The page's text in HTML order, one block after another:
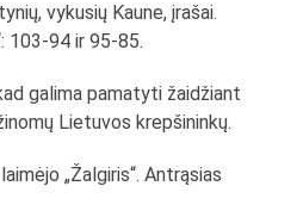
vykusių Kaune, įrašai.
103-94 ir 95-85.
galima pamatyti žaidžiant
Lietuvos krepšininkų.
„Žalgiris“. Antrąsias